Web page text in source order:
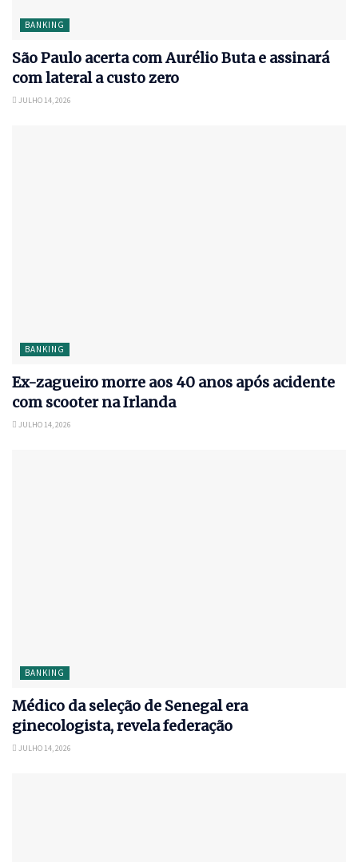
BANKING
São Paulo acerta com Aurélio Buta e assinará
com lateral a custo zero
JULHO 14, 2026
BANKING
Ex-zagueiro morre aos 40 anos após acidente
com scooter na Irlanda
JULHO 14, 2026
BANKING
Médico da seleção de Senegal era
ginecologista, revela federação
JULHO 14, 2026